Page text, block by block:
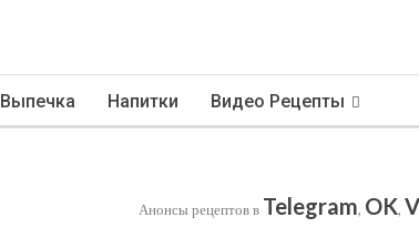
Выпечка Напитки Видео Рецепты
Анонсы рецептов в Telegram, OK,